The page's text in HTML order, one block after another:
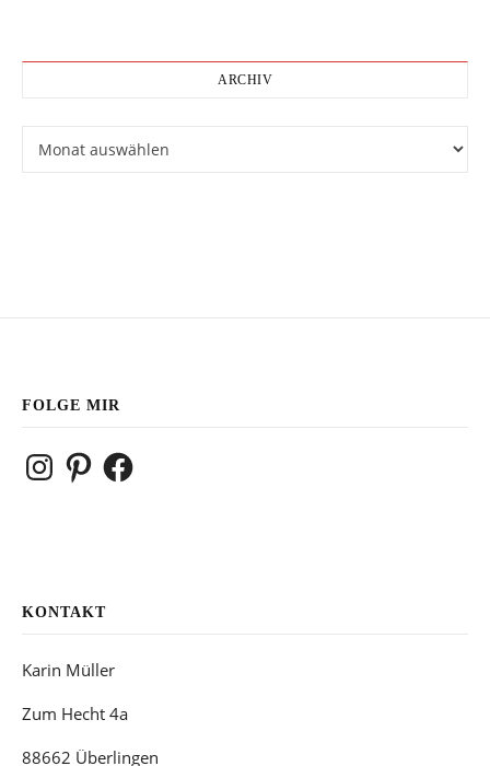
ARCHIV
FOLGE MIR
InstagramPinterestFacebook
KONTAKT
Karin Müller
Zum Hecht 4a
88662 Überlingen